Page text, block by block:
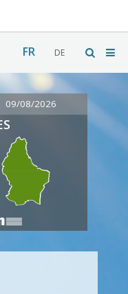
FR DE
09/08/2026